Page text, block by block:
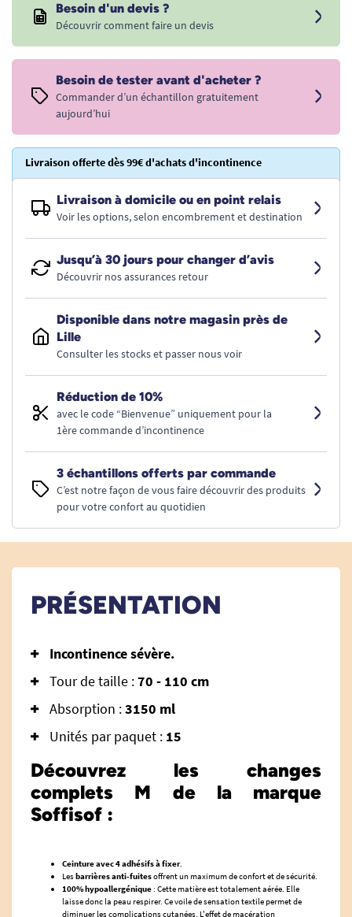
Besoin d'un devis ?
Découvrir comment faire un devis
Besoin de tester avant d'acheter ?
Commander d’un échantillon gratuitement
aujourd’hui
Livraison offerte dès 99€ d'achats d'incontinence
Livraison à domicile ou en point relais
Voir les options, selon encombrement et destination
Jusqu’à 30 jours pour changer d’avis
Découvrir nos assurances retour
Disponible dans notre magasin près de
Lille
Consulter les stocks et passer nous voir
Réduction de 10%
avec le code “Bienvenue” uniquement pour la
1ère commande d’incontinence
3 échantillons offerts par commande
C’est notre façon de vous faire découvrir des produits
pour votre confort au quotidien
PRÉSENTATION
Incontinence sévère.
Tour de taille :70 - 110 cm
Absorption :3150 ml
Unités par paquet : 15
Découvrez les changes
complets M de la marque
Soffisof :
Ceinture avec 4 adhésifs à fixer.
Lesbarrières anti-fuitesoffrent un maximum de confort et de sécurité.
100% hypoallergénique: Cette matière est totalement aérée. Elle
laisse donc la peau respirer. Ce voile de sensation textile permet de
diminuer les complications cutanées. L'effet de macération